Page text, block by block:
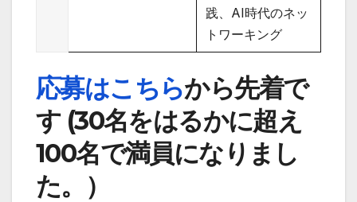
践、AI時代のネッ
トワーキング
応募はこちらから先着で
す (30名をはるかに超え
100名で満員になりまし
た。）